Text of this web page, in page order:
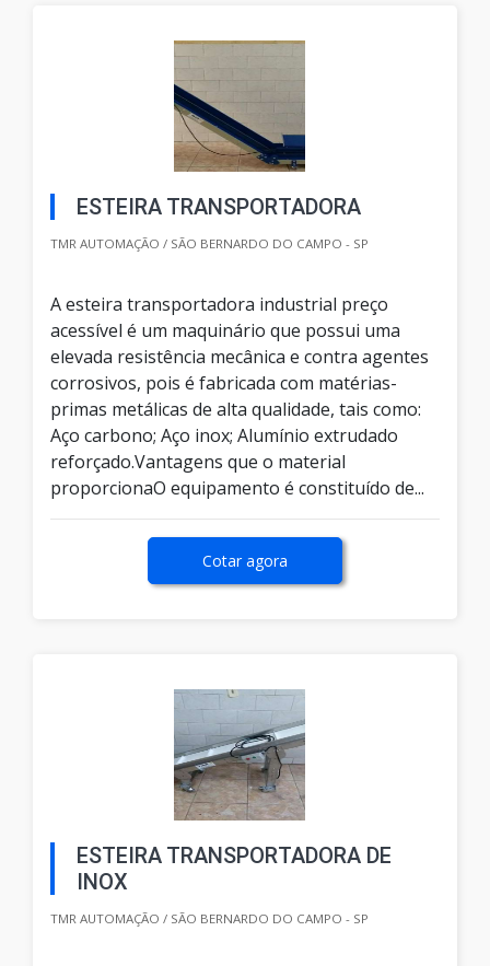
ESTEIRA TRANSPORTADORA
TMR AUTOMAÇÃO / SÃO BERNARDO DO CAMPO - SP
A esteira transportadora industrial preço
acessível é um maquinário que possui uma
elevada resistência mecânica e contra agentes
corrosivos, pois é fabricada com matérias-
primas metálicas de alta qualidade, tais como:
Aço carbono; Aço inox; Alumínio extrudado
reforçado.Vantagens que o material
proporcionaO equipamento é constituído de...
Cotar agora
ESTEIRA TRANSPORTADORA DE
INOX
TMR AUTOMAÇÃO / SÃO BERNARDO DO CAMPO - SP